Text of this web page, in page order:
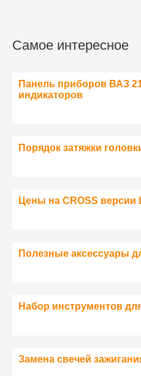
Самое интересное
Панель приборов ВАЗ
индикаторов
Порядок затяжки
Цены на CROSS версии
Полезные аксессуары
Набор инструментов
Замена свечей